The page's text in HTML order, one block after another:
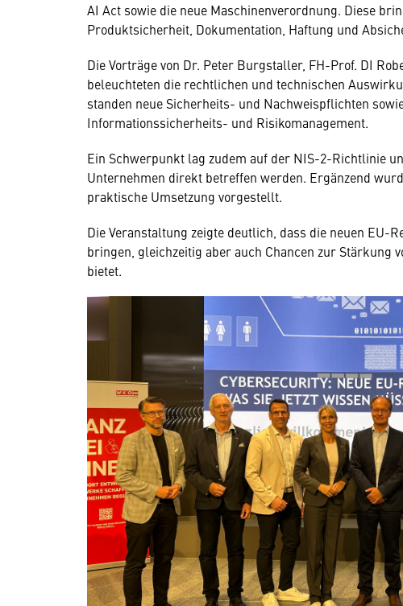
AI Act sowie die neue Maschinenverordnung. Diese
Produktsicherheit, Dokumentation, Haftung und
Die Vorträge von Dr. Peter Burgstaller, FH-Prof. DI
beleuchteten die rechtlichen und technischen
standen neue Sicherheits- und Nachweispflichten
Informationssicherheits- und Risikomanagement.
Ein Schwerpunkt lag zudem auf der NIS-2-Richtlinie
Unternehmen direkt betreffen werden. Ergänzend
praktische Umsetzung vorgestellt.
Die Veranstaltung zeigte deutlich, dass die neuen EU-
bringen, gleichzeitig aber auch Chancen zur Stärkung
bietet.